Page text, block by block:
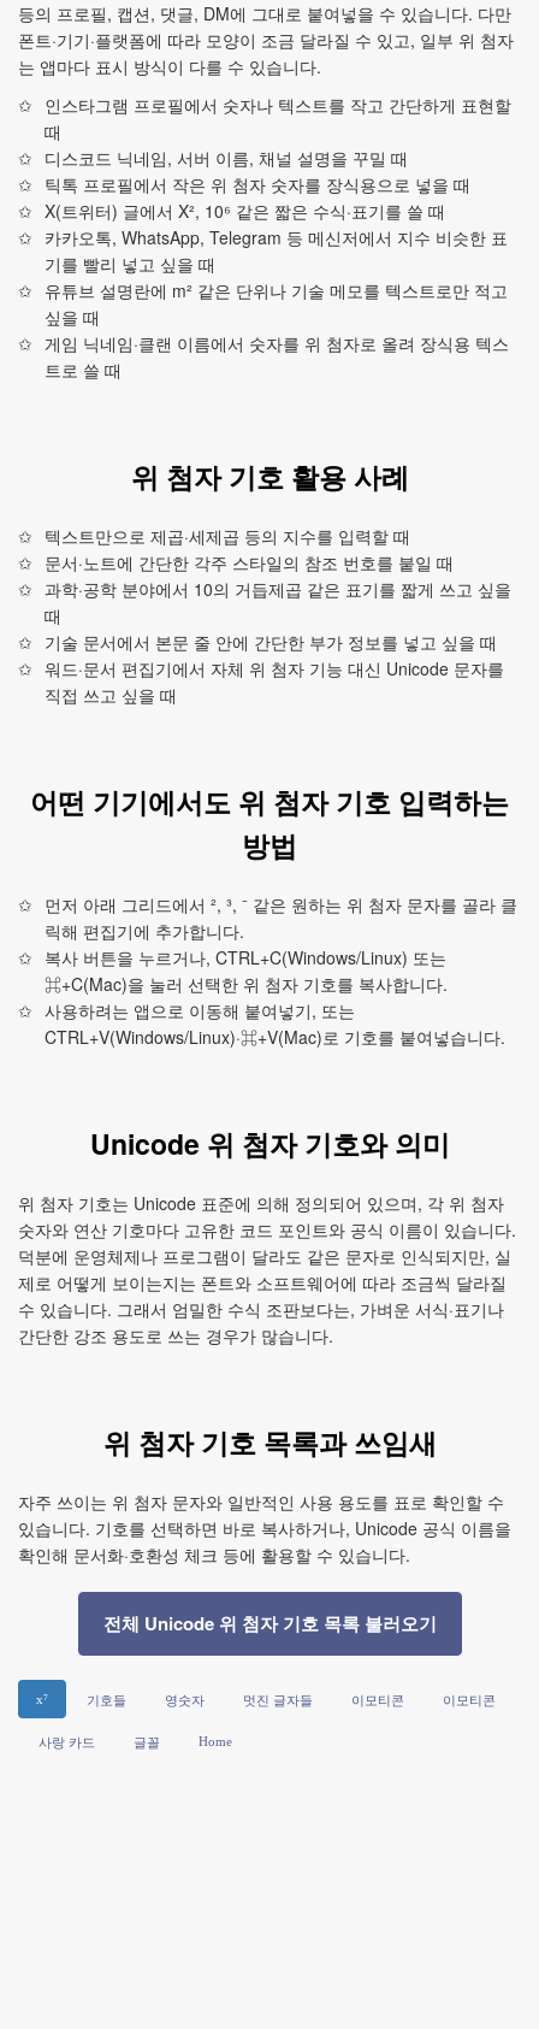
등의 프로필, 캡션, 댓글, DM에 그대로 붙여넣을 수 있습니다. 다만
폰트·기기·플랫폼에 따라 모양이 조금 달라질 수 있고, 일부 위 첨자
는 앱마다 표시 방식이 다를 수 있습니다.
인스타그램 프로필에서 숫자나 텍스트를 작고 간단하게 표현할
때
디스코드 닉네임, 서버 이름, 채널 설명을 꾸밀 때
틱톡 프로필에서 작은 위 첨자 숫자를 장식용으로 넣을 때
X(트위터) 글에서 X², 10⁶ 같은 짧은 수식·표기를 쓸 때
카카오톡, WhatsApp, Telegram 등 메신저에서 지수 비슷한 표
기를 빨리 넣고 싶을 때
유튜브 설명란에 m² 같은 단위나 기술 메모를 텍스트로만 적고
싶을 때
게임 닉네임·클랜 이름에서 숫자를 위 첨자로 올려 장식용 텍스
트로 쓸 때
위 첨자 기호 활용 사례
텍스트만으로 제곱·세제곱 등의 지수를 입력할 때
문서·노트에 간단한 각주 스타일의 참조 번호를 붙일 때
과학·공학 분야에서 10의 거듭제곱 같은 표기를 짧게 쓰고 싶을
때
기술 문서에서 본문 줄 안에 간단한 부가 정보를 넣고 싶을 때
워드·문서 편집기에서 자체 위 첨자 기능 대신 Unicode 문자를
직접 쓰고 싶을 때
어떤 기기에서도 위 첨자 기호 입력하는
방법
먼저 아래 그리드에서 ², ³, ⁻ 같은 원하는 위 첨자 문자를 골라 클
릭해 편집기에 추가합니다.
복사 버튼을 누르거나, CTRL+C(Windows/Linux) 또는
⌘+C(Mac)을 눌러 선택한 위 첨자 기호를 복사합니다.
사용하려는 앱으로 이동해 붙여넣기, 또는
CTRL+V(Windows/Linux)·⌘+V(Mac)로 기호를 붙여넣습니다.
Unicode 위 첨자 기호와 의미
위 첨자 기호는 Unicode 표준에 의해 정의되어 있으며, 각 위 첨자
숫자와 연산 기호마다 고유한 코드 포인트와 공식 이름이 있습니다.
덕분에 운영체제나 프로그램이 달라도 같은 문자로 인식되지만, 실
제로 어떻게 보이는지는 폰트와 소프트웨어에 따라 조금씩 달라질
수 있습니다. 그래서 엄밀한 수식 조판보다는, 가벼운 서식·표기나
간단한 강조 용도로 쓰는 경우가 많습니다.
위 첨자 기호 목록과 쓰임새
자주 쓰이는 위 첨자 문자와 일반적인 사용 용도를 표로 확인할 수
있습니다. 기호를 선택하면 바로 복사하거나, Unicode 공식 이름을
확인해 문서화·호환성 체크 등에 활용할 수 있습니다.
전체 Unicode 위 첨자 기호 목록 불러오기
x⁷ 기호들 영숫자 멋진 글자들 이모티콘 이모티콘
사랑 카드 글꼴 Home